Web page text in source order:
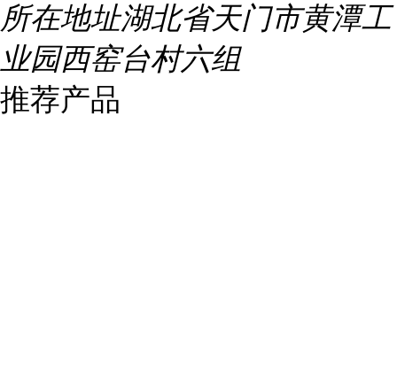
所在地址湖北省天门市黄潭工
业园西窑台村六组
推荐产品